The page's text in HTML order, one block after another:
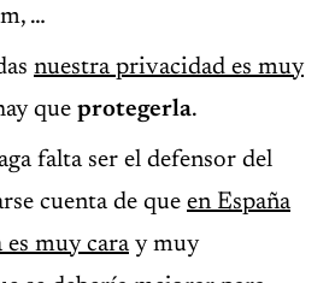
…
nuestra privacidad es muy
que protegerla.
falta ser el defensor del
cuenta de que en España
es muy cara y muy